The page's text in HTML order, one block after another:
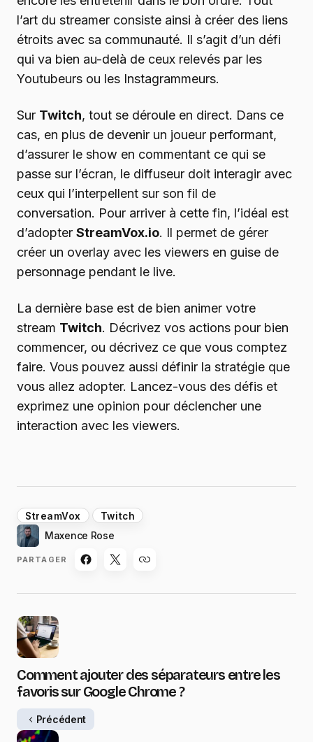
l’art du streamer consiste ainsi à créer des liens
étroits avec sa communauté. Il s’agit d’un défi
qui va bien au-delà de ceux relevés par les
Youtubeurs ou les Instagrammeurs.
Sur Twitch, tout se déroule en direct. Dans ce
cas, en plus de devenir un joueur performant,
d’assurer le show en commentant ce qui se
passe sur l’écran, le diffuseur doit interagir avec
ceux qui l’interpellent sur son fil de
conversation. Pour arriver à cette fin, l’idéal est
d’adopter StreamVox.io. Il permet de gérer
créer un overlay avec les viewers en guise de
personnage pendant le live.
La dernière base est de bien animer votre
stream Twitch. Décrivez vos actions pour bien
commencer, ou décrivez ce que vous comptez
faire. Vous pouvez aussi définir la stratégie que
vous allez adopter. Lancez-vous des défis et
exprimez une opinion pour déclencher une
interaction avec les viewers.
StreamVox Twitch
Maxence Rose
PARTAGER
Comment ajouter des séparateurs entre les
favoris sur Google Chrome ?
Précédent